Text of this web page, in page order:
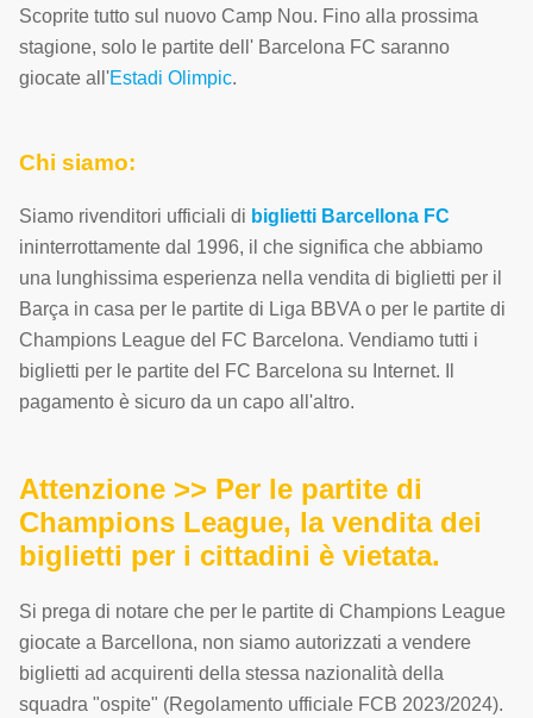
Scoprite tutto sul nuovo Camp Nou. Fino alla prossima
stagione, solo le partite dell' Barcelona FC saranno
giocate all'Estadi Olimpic.
Chi siamo:
Siamo rivenditori ufficiali di biglietti Barcellona FC
ininterrottamente dal 1996, il che significa che abbiamo
una lunghissima esperienza nella vendita di biglietti per il
Barça in casa per le partite di Liga BBVA o per le partite di
Champions League del FC Barcelona. Vendiamo tutti i
biglietti per le partite del FC Barcelona su Internet. Il
pagamento è sicuro da un capo all'altro.
Attenzione >> Per le partite di
Champions League, la vendita dei
biglietti per i cittadini è vietata.
Si prega di notare che per le partite di Champions League
giocate a Barcellona, non siamo autorizzati a vendere
biglietti ad acquirenti della stessa nazionalità della
squadra "ospite" (Regolamento ufficiale FCB 2023/2024).